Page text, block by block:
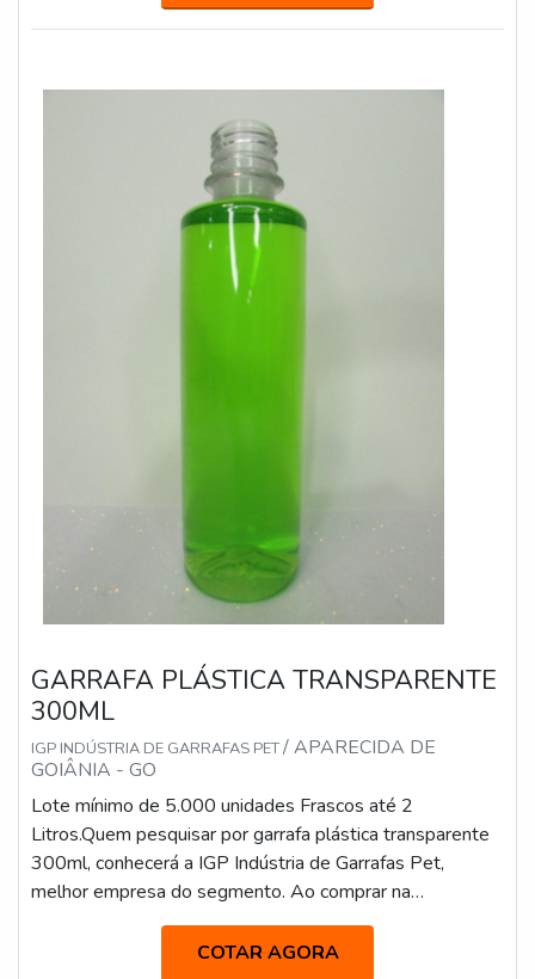
SOBRE VENDA DE GARRAFAS PLÁSTICASQuem
GARRAFA PLÁSTICA TRANSPARENTE
300ML
IGP INDÚSTRIA DE GARRAFAS PET/ APARECIDA DE
GOIÂNIA - GO
Lote mínimo de 5.000 unidades Frascos até 2
Litros.Quem pesquisar por garrafa plástica transparente
300ml, conhecerá a IGP Indústria de Garrafas Pet,
melhor empresa do segmento. Ao comprar na
organização que mais se destaca no ramo, o cliente
receberá um atendimento de excelência e terá a garantia
COTAR AGORA